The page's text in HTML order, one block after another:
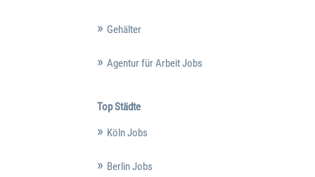
Gehälter
Agentur für Arbeit Jobs
Top Städte
Köln Jobs
Berlin Jobs